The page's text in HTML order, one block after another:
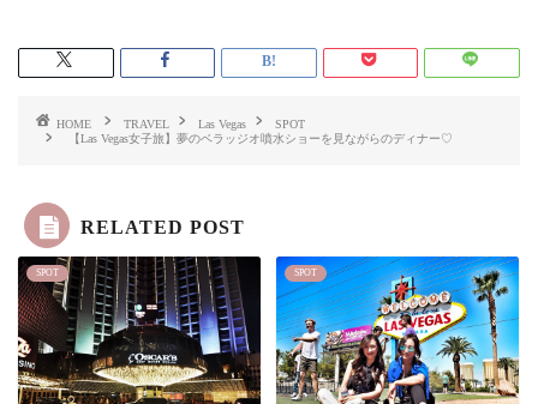
HOME TRAVEL Las Vegas
SPOT
【Las Vegas女子旅】夢のベラッジオ噴水ショーを見ながらのディナー♡
RELATED POST
SPOT SPOT